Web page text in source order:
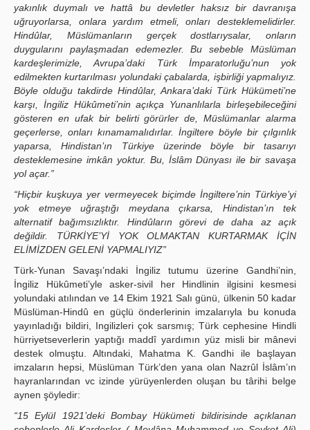
yakınlık duymalı ve hattâ bu devletler haksız bir davranışa
uğruyorlarsa, onlara yardım etmeli, onları desteklemelidirler.
Hindûlar, Müslümanların gerçek dostlarıysalar, onların
duygularını paylaşmadan edemezler. Bu sebeble Müslüman
kardeşlerimizle, Avrupa’daki Türk İmparatorluğu’nun yok
edilmekten kurtarılması yolundaki çabalarda, işbirliği yapmalıyız.
Böyle olduğu takdirde Hindûlar, Ankara’daki Türk Hükümeti’ne
karşı, İngiliz Hükûmeti’nin açıkça Yunanlılarla birleşebileceğini
gösteren en ufak bir belirti görürler de, Müslümanlar alarma
geçerlerse, onları kınamamalıdırlar. İngiltere böyle bir çılgınlık
yaparsa, Hindistan’ın Türkiye üzerinde böyle bir tasarıyı
desteklemesine imkân yoktur. Bu, İslâm Dünyası ile bir savaşa
yol açar.”
“Hiçbir kuşkuya yer vermeyecek biçimde İngiltere’nin Türkiye’yi
yok etmeye uğraştığı meydana çıkarsa, Hindistan’ın tek
alternatif bağımsızlıktır. Hindûların görevi de daha az açık
değildir. TÜRKİYE’Yİ YOK OLMAKTAN KURTARMAK İÇİN
ELİMİZDEN GELENİ YAPMALIYIZ”
Türk-Yunan Savaşı’ndaki İngiliz tutumu üzerine Gandhi’nin,
İngiliz Hükûmeti’yle asker-sivil her Hindlinin ilgisini kesmesi
yolundaki atılından ve 14 Ekim 1921 Salı günü, ülkenin 50 kadar
Müslüman-Hindû en güçlü önderlerinin imzalarıyla bu konuda
yayınladığı bildiri, Ingilizleri çok sarsmış; Türk cephesine Hindli
hürriyetseverlerin yaptığı maddî yardımın yüz misli bir mânevi
destek olmuştu. Altındaki, Mahatma K. Gandhi ile başlayan
imzaların hepsi, Müslüman Türk’den yana olan Nazrûl İslâm’ın
hayranlarından vc izinde yürüyenlerden oluşan bu târihi belge
aynen şöyledir:
“15 Eylül 1921’deki Bombay Hükümeti bildirisinde açıklanan